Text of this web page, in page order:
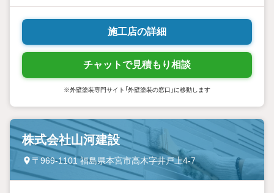
施工店の詳細
チャットで見積もり相談
※外壁塗装専門サイト「外壁塗装の窓口」に移動します
株式会社山河建設
〒969-1101 福島県本宮市高木字井戸上4-7